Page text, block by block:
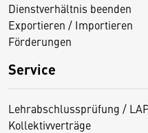
Dienstverhältnis beenden
Exportieren / Importieren
Förderungen
Service
Lehrabschlussprüfung /
Kollektivverträge